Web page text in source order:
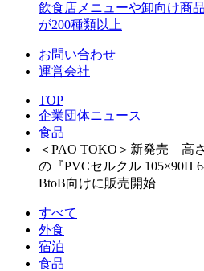
飲食店メニューや卸向け商
が200種類以上
お問い合わせ
運営会社
TOP
企業団体ニュース
食品
＜PAO TOKO＞新発売 高
の『PVCセルクル 105×90H
BtoB向けに販売開始
すべて
外食
宿泊
食品